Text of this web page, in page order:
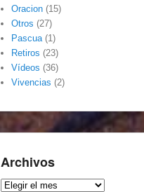
Oracion (15)
Otros (27)
Pascua(1)
Retiros (23)
Vídeos (36)
Vivencias (2)
Archivos
Archivos